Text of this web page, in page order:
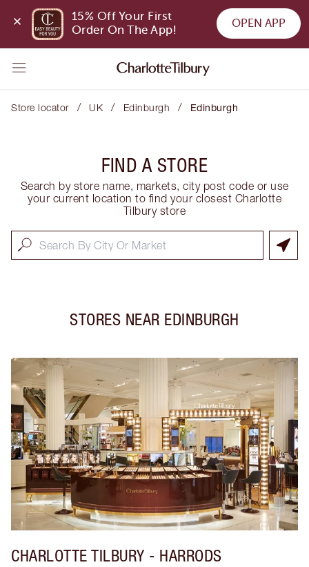
15% Off Your First
Order On The App!
OPEN APP
Store locator / UK / Edinburgh / Edinburgh
FIND A STORE
Search by store name, markets, city post code or use
your current location to find your closest Charlotte
Tilbury store
STORES NEAR EDINBURGH
CHARLOTTE TILBURY - HARRODS